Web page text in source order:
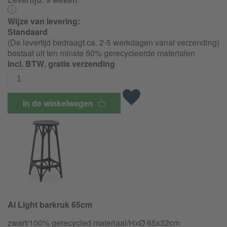
Wijze van levering:
Standaard
(De levertijd bedraagt ca. 2-5 werkdagen vanaf verzending)
bestaat uit ten minste 50% gerecycleerde materialen
incl. BTW, gratis verzending
In de winkelwagen
AI Light barkruk 65cm
zwart/100% gerecycled materiaal/HxØ 65x32cm